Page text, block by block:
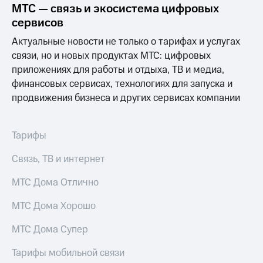
акций
Программа
приобретения
Порядок
выкупа
акций
Дивиденды
Еврооблигации-2023
Уведомление
о
погашении
именных
облигаций
Другое
Реквизиты
МТС — связь и экосистема цифровых
сервисов
Актуальные новости не только о тарифах и услугах
связи, но и новых продуктах МТС: цифровых
приложениях для работы и отдыха, ТВ и медиа,
финансовых сервисах, технологиях для запуска и
продвижения бизнеса и других сервисах компании
Тарифы
Связь, ТВ и интернет
МТС Дома Отлично
МТС Дома Хорошо
МТС Дома Супер
Тарифы мобильной связи